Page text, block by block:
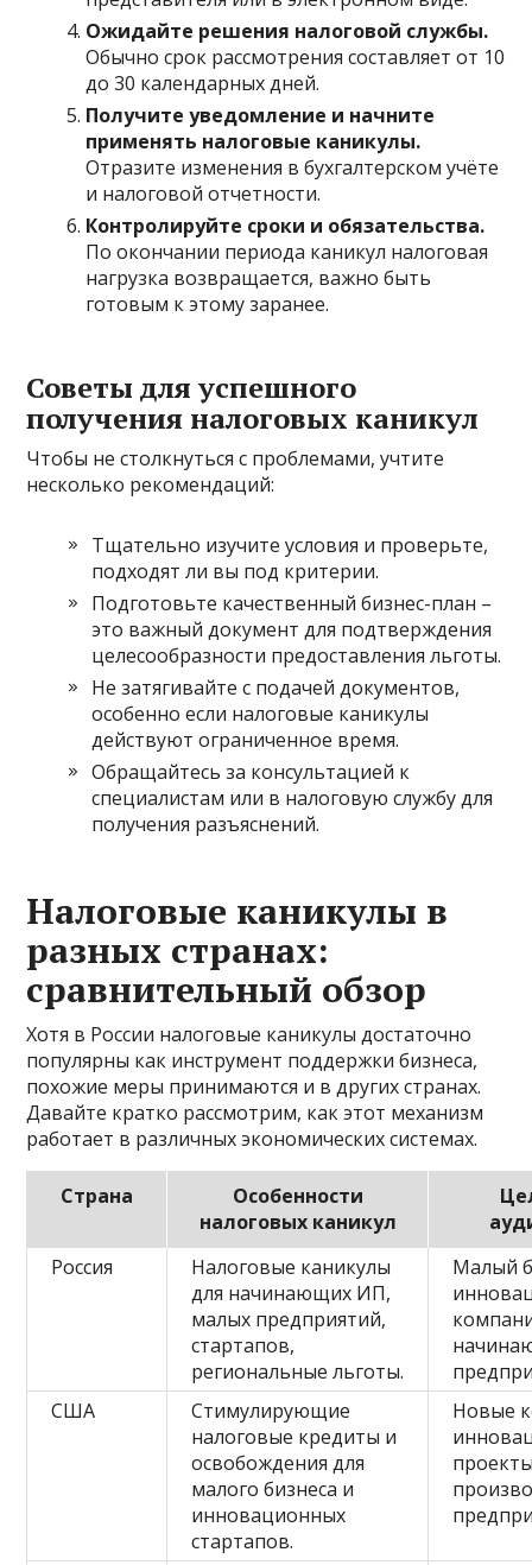
Ожидайте решения налоговой службы.
Обычно срок рассмотрения составляет от 10
до 30 календарных дней.
Получите уведомление и начните
применять налоговые каникулы.
Отразите изменения в бухгалтерском учёте
и налоговой отчетности.
Контролируйте сроки и обязательства.
По окончании периода каникул налоговая
нагрузка возвращается, важно быть
готовым к этому заранее.
Советы для успешного
получения налоговых каникул
Чтобы не столкнуться с проблемами, учтите
несколько рекомендаций:
Тщательно изучите условия и проверьте,
подходят ли вы под критерии.
Подготовьте качественный бизнес-план –
это важный документ для подтверждения
целесообразности предоставления льготы.
Не затягивайте с подачей документов,
особенно если налоговые каникулы
действуют ограниченное время.
Обращайтесь за консультацией к
специалистам или в налоговую службу для
получения разъяснений.
Налоговые каникулы в
разных странах:
сравнительный обзор
Хотя в России налоговые каникулы достаточно
популярны как инструмент поддержки бизнеса,
похожие меры принимаются и в других странах.
Давайте кратко рассмотрим, как этот механизм
работает в различных экономических системах.
Страна
Особенности
налоговых каникул
Россия
Налоговые каникулы
для начинающих ИП,
малых предприятий,
стартапов,
региональные льготы.
Малый
США
Стимулирующие
налоговые кредиты и
освобождения для
малого бизнеса и
инновационных
стартапов.
Новые